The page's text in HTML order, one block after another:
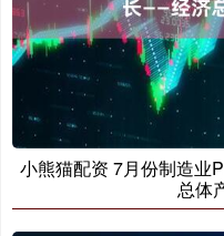
小熊猫配资 7月份制造
总体